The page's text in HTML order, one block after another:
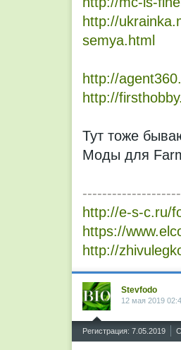
http://
semya.html
http://
http://
Тут тоже
Моды для
--------------------
http://e-s-c.ru/
https://
http://
Stevfodo
12 мая 2019
Регистрация: 7.05.2019